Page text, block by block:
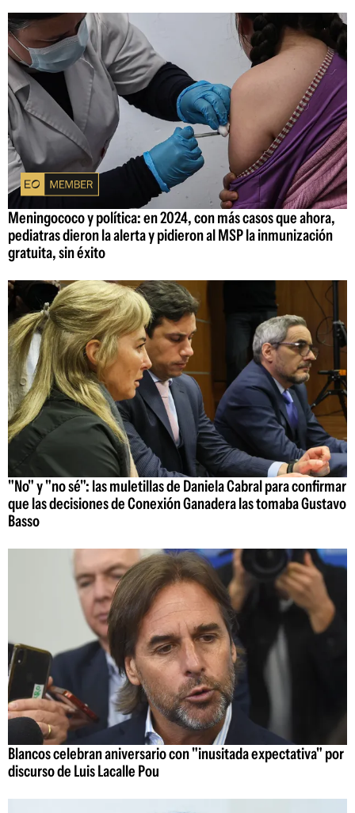
Meningococo y política: en 2024, con más casos que ahora,
pediatras dieron la alerta y pidieron al MSP la inmunización
gratuita, sin éxito
"No" y "no sé": las muletillas de Daniela Cabral para confirmar
que las decisiones de Conexión Ganadera las tomaba Gustavo
Basso
Blancos celebran aniversario con "inusitada expectativa" por
discurso de Luis Lacalle Pou